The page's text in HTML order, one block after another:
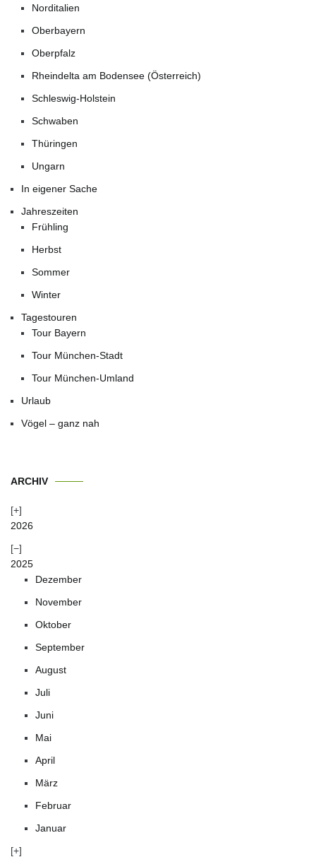
Norditalien
Oberbayern
Oberpfalz
Rheindelta am Bodensee (Österreich)
Schleswig-Holstein
Schwaben
Thüringen
Ungarn
In eigener Sache
Jahreszeiten
Frühling
Herbst
Sommer
Winter
Tagestouren
Tour Bayern
Tour München-Stadt
Tour München-Umland
Urlaub
Vögel – ganz nah
ARCHIV
2026
2025
Dezember
November
Oktober
September
August
Juli
Juni
Mai
April
März
Februar
Januar